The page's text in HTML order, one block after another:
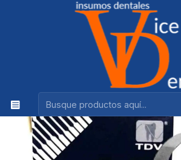
Ventas +56944575313
ADHESION Y RESTAURACION
BANDA MATRIZ TDV 5MM